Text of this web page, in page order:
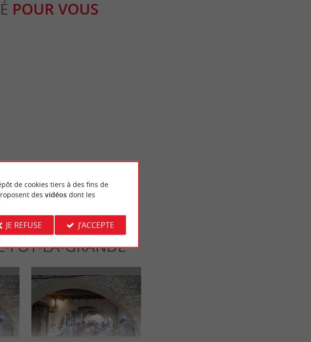
POUR VOUS
FOY-LA-GRANDE
de cookies tiers à des fins de
des vidéosdont les
JE REFUSE J'ACCEPTE